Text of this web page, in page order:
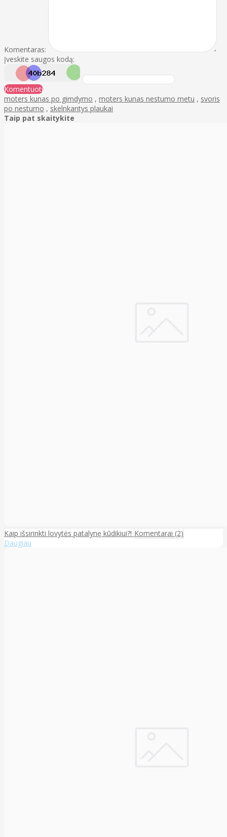
Komentaras:
Įveskite saugos kodą:
Komentuoti
moters kunas po gimdymo , moters kunas nestumo metu , svoris
po nestumo , skelnkantys plaukai
Taip pat skaitykite
Kaip išsirinkti lovytės patalynę kūdikiui?! Komentarai (2)
Daugiau